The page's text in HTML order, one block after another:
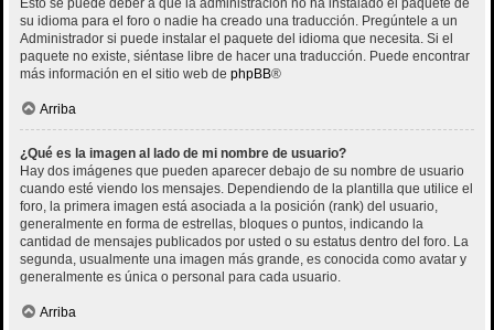
Esto se puede deber a que la administración no ha instalado el paquete de
su idioma para el foro o nadie ha creado una traducción. Pregúntele a un
Administrador si puede instalar el paquete del idioma que necesita. Si el
paquete no existe, siéntase libre de hacer una traducción. Puede encontrar
más información en el sitio web de phpBB®
Arriba
¿Qué es la imagen al lado de mi nombre de usuario?
Hay dos imágenes que pueden aparecer debajo de su nombre de usuario
cuando esté viendo los mensajes. Dependiendo de la plantilla que utilice el
foro, la primera imagen está asociada a la posición (rank) del usuario,
generalmente en forma de estrellas, bloques o puntos, indicando la
cantidad de mensajes publicados por usted o su estatus dentro del foro. La
segunda, usualmente una imagen más grande, es conocida como avatar y
generalmente es única o personal para cada usuario.
Arriba